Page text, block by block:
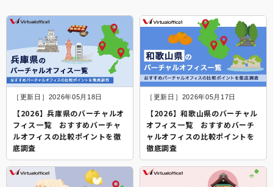
［更新日］2026年05月18日
【2026】兵庫県のバーチャルオ
フィス一覧 おすすめバーチャ
ルオフィスの比較ポイントを徹
底調査
［更新日］2026年05月17日
【2026】和歌山県のバーチャル
オフィス一覧 おすすめバーチ
ャルオフィスの比較ポイントを
徹底調査